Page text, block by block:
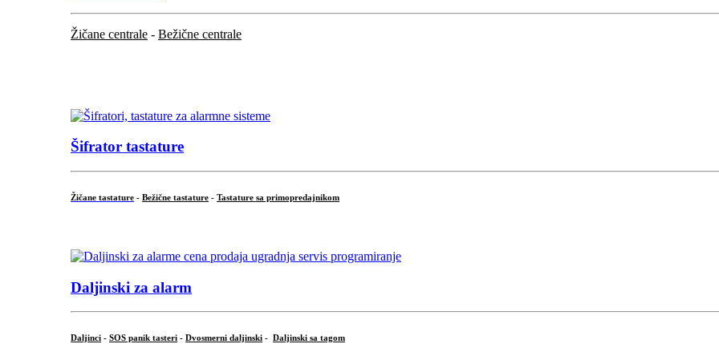
Žičane centrale - Bežične centrale
Šifrator tastature
Žičane tastature - Bežične tastature - Tastature sa primopredajnikom
Daljinski za alarm
Daljinci - SOS panik tasteri - Dvosmerni daljinski - Daljinski sa tagom